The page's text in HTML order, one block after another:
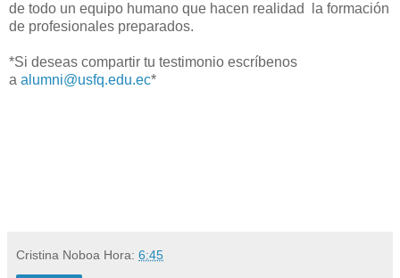
de todo un equipo humano que hacen realidad la formación
de profesionales preparados.
*Si deseas compartir tu testimonio escríbenos
a alumni@usfq.edu.ec*
Cristina Noboa Hora: 6:45